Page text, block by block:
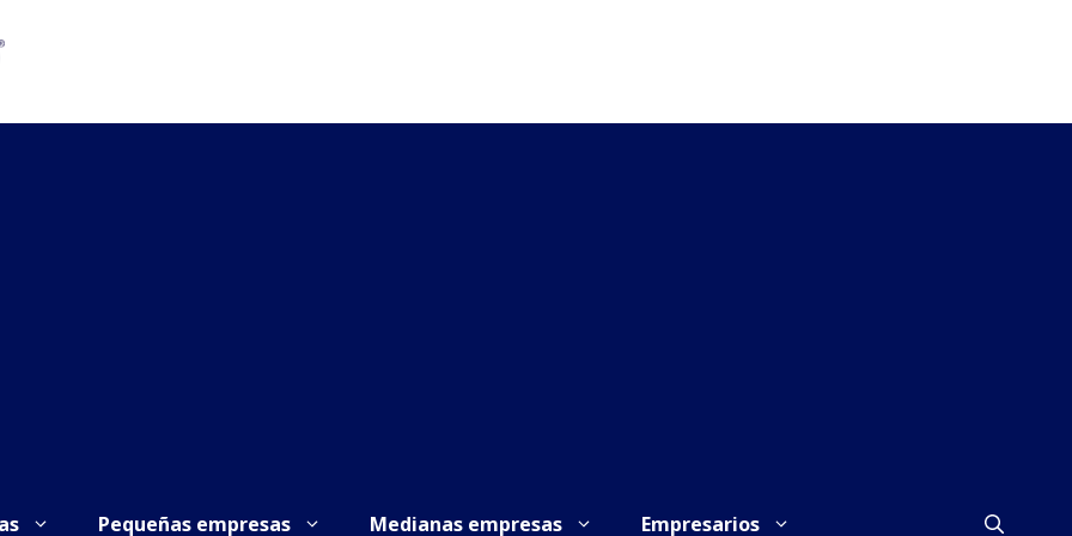
Pequeñas empresas Medianas empresas Empresarios